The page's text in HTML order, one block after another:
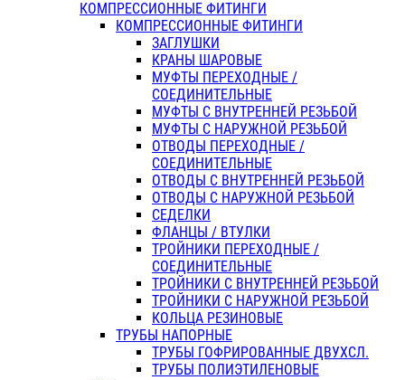
КОМПРЕССИОННЫЕ ФИТИНГИ
КОМПРЕССИОННЫЕ ФИТИНГИ
ЗАГЛУШКИ
КРАНЫ ШАРОВЫЕ
МУФТЫ ПЕРЕХОДНЫЕ /
СОЕДИНИТЕЛЬНЫЕ
МУФТЫ С ВНУТРЕННЕЙ РЕЗЬБОЙ
МУФТЫ С НАРУЖНОЙ РЕЗЬБОЙ
ОТВОДЫ ПЕРЕХОДНЫЕ /
СОЕДИНИТЕЛЬНЫЕ
ОТВОДЫ С ВНУТРЕННЕЙ РЕЗЬБОЙ
ОТВОДЫ С НАРУЖНОЙ РЕЗЬБОЙ
СЕДЕЛКИ
ФЛАНЦЫ / ВТУЛКИ
ТРОЙНИКИ ПЕРЕХОДНЫЕ /
СОЕДИНИТЕЛЬНЫЕ
ТРОЙНИКИ С ВНУТРЕННЕЙ РЕЗЬБОЙ
ТРОЙНИКИ С НАРУЖНОЙ РЕЗЬБОЙ
КОЛЬЦА РЕЗИНОВЫЕ
ТРУБЫ НАПОРНЫЕ
ТРУБЫ ГОФРИРОВАННЫЕ ДВУХСЛ.
ТРУБЫ ПОЛИЭТИЛЕНОВЫЕ